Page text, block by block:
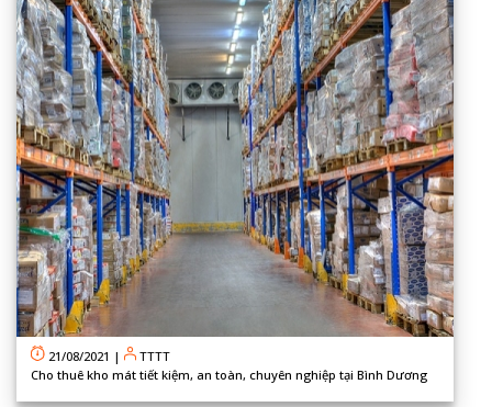
21/08/2021 |
TTTT
Cho thuê kho mát tiết kiệm, an toàn, chuyên nghiệp tại Bình Dương